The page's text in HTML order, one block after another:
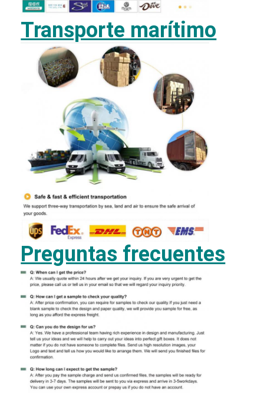
Transporte marítimo
Preguntas frecuentes